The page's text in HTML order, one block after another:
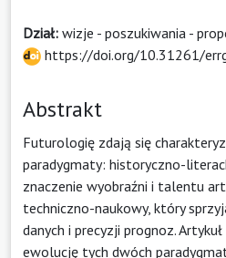
Dział: wizje - poszukiwania -
https://doi.org/10.31261/
Abstrakt
Futurologię zdają się
paradygmaty: historyczno-
znaczenie wyobraźni i talentu
techniczno-naukowy, który
danych i precyzji prognoz.
ewolucję tych dwóch